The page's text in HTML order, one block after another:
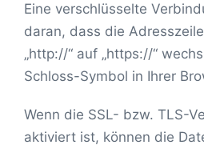
Eine verschlüsselte
daran, dass die
„http://“ auf „https://“
Schloss-Symbol in Ihrer
Wenn die SSL- bzw. TLS-
aktiviert ist, können die